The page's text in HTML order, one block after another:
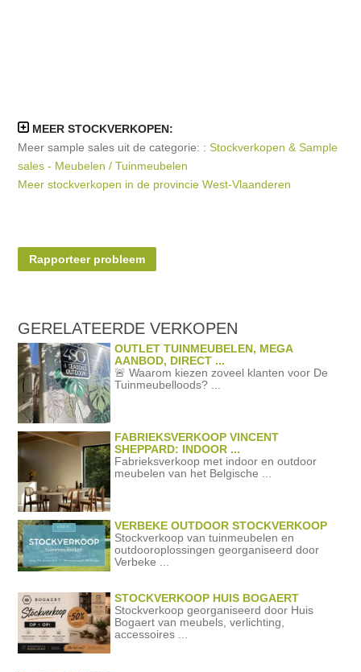
MEER STOCKVERKOPEN:
Meer sample sales uit de categorie: :Stockverkopen & Sample
sales - Meubelen / Tuinmeubelen
Meer stockverkopen in de provincie West-Vlaanderen
Rapporteer probleem
GERELATEERDEVERKOPEN
OUTLET TUINMEUBELEN, MEGA
AANBOD, DIRECT ...
🚨 Waarom kiezen zoveel klanten voor De
Tuinmeubelloods? ...
FABRIEKSVERKOOP VINCENT
SHEPPARD: INDOOR ...
Fabrieksverkoop met indoor en outdoor
meubelen van het Belgische ...
VERBEKE OUTDOOR STOCKVERKOOP
Stockverkoop van tuinmeubelen en
outdooroplossingen georganiseerd door
Verbeke ...
STOCKVERKOOP HUIS BOGAERT
Stockverkoop georganiseerd door Huis
Bogaert van meubels, verlichting,
accessoires ...